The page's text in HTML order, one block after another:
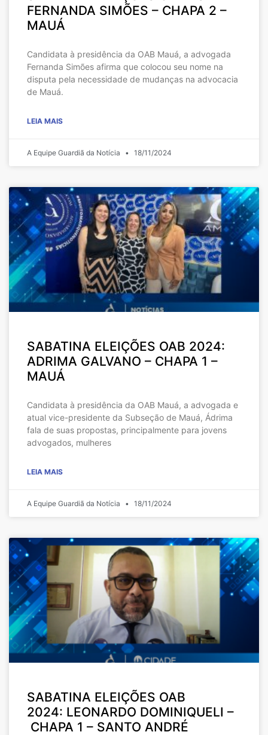
FERNANDA SIMÕES – CHAPA 2 –
MAUÁ
Candidata à presidência da OAB Mauá, a advogada
Fernanda Simões afirma que colocou seu nome na
disputa pela necessidade de mudanças na advocacia
de Mauá.
LEIA MAIS
A Equipe Guardiã da Notícia 18/11/2024
SABATINA ELEIÇÕES OAB 2024:
ADRIMA GALVANO – CHAPA 1 –
MAUÁ
Candidata à presidência da OAB Mauá, a advogada e
atual vice-presidente da Subseção de Mauá, Ádrima
fala de suas propostas, principalmente para jovens
advogados, mulheres
LEIA MAIS
A Equipe Guardiã da Notícia 18/11/2024
SABATINA ELEIÇÕES OAB
2024: LEONARDO DOMINIQUELI –
CHAPA 1 – SANTO ANDRÉ